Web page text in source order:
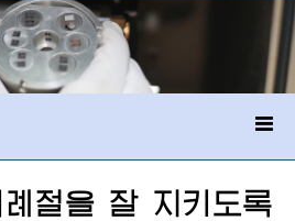
절을 잘 지키도록